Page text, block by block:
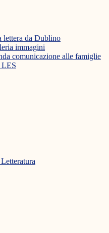
lettera da Dublino
immagini
comunicazione alle famiglie
LES